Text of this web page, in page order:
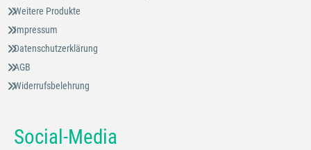
Weitere Produkte
Impressum
Datenschutzerklärung
AGB
Widerrufsbelehrung
Social-Media